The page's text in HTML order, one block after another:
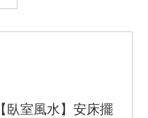
【臥室風水】安床擺